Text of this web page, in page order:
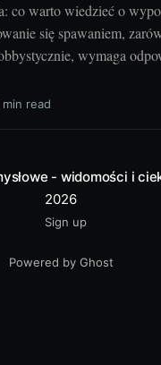
co warto wiedzieć o
się spawaniem,
wymaga
Wybór
dla wydajności i
elementom.
min read
- widomości i
2026
Sign up
Powered by Ghost